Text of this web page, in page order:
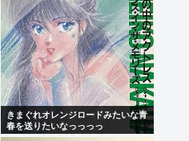
きまぐれオレンジロードみたいな青
春を送りたいなっっっっ